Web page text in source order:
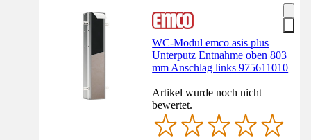
WC-Modul emco asis plus
Unterputz Entnahme oben 803
mm Anschlag links 975611010
Artikel wurde noch nicht
bewertet.